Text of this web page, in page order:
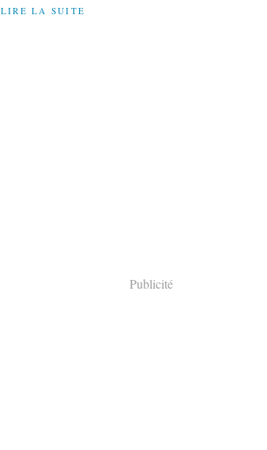
LIRE LA SUITE
Publicité